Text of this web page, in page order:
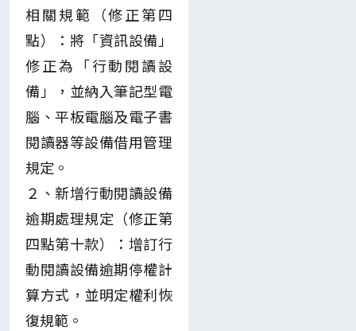
相關規範（修正第四
點）：將「資訊設備」
修正為「行動閱讀設
備」，並納入筆記型電
腦、平板電腦及電子書
閱讀器等設備借用管理
規定。
２、新增行動閱讀設備
逾期處理規定（修正第
四點第十款）：增訂行
動閱讀設備逾期停權計
算方式，並明定權利恢
復規範。